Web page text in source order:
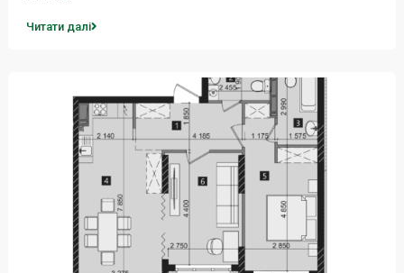
Читати далі